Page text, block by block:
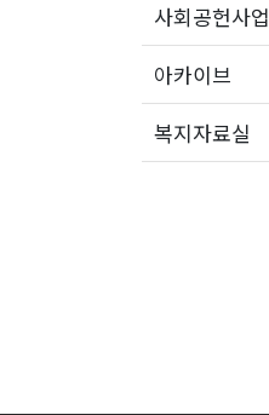
사회공헌사업
아카이브
복지자료실